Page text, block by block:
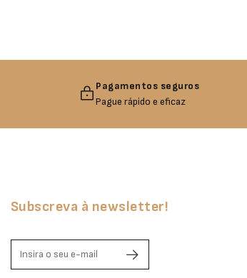
Pagamentos seguros
Pague rápido e eficaz
Subscreva à newsletter!